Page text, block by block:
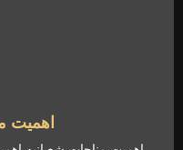
اهمیت